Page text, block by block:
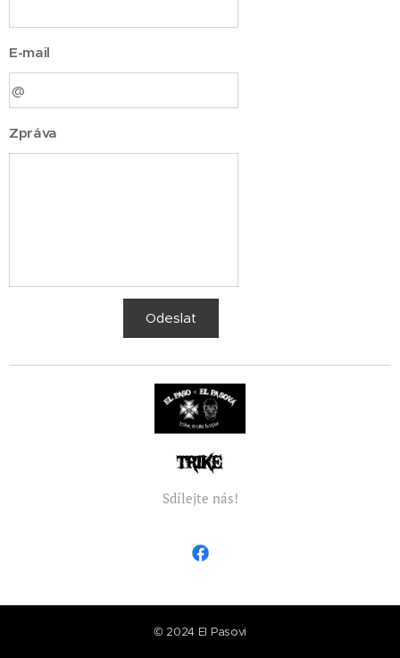
E-mail
Zpráva
Odeslat
Sdílejte nás!
© 2024 El Pasovi